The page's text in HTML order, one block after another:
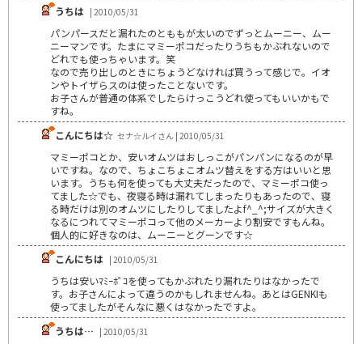
うちは | 2010/05/31
パンパースだと漏れたのとももが太いのでずっとムーニー、ムー
ニーマンです。たまにマミーポコだったりうちもかぶれないので
どれでも使っちゃいます。笑
なので売り出しのときにちょうどなければ買うって感じで。イオ
ンやトイザらスのは使ったことないです。
お子さんが普通の体系でしたらけっこうどれ使ってもいいかもで
すね。
こんにちは☆ セナ☆ルイさん | 2010/05/31
マミーポコとか、安いオムツはおしっこがパンパンになるのが早
いですね。なので、ちょこちょこオムツ替えをする方はいいと思
います。うちも何を使っても大丈夫だったので、マミーポコ使っ
てました☆でも、夜寝る時は漏れてしまったりもあったので、寝
る時だけは別のオムツにしたりしてましたよf^_^;サイズが大きく
なるにつれてマミーポコって他のメーカーより割安ですもんね。
個人的に好きなのは、ムーニーとグーンです☆
こんにちは | 2010/05/31
うちは安いﾏﾐｰﾎﾟｺを使ってもかぶれたり漏れたりはなかったで
す。お子さんによって違うのかもしれませんね。あとはGENKIも
使ってましたがそんなに悪くはなかったですよ。
うちは… | 2010/05/31